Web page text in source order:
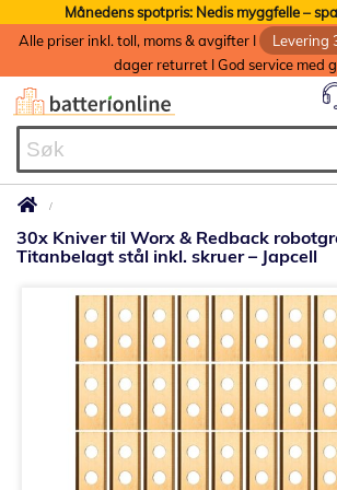
Månedens spotpris: Nedis myggfelle –
Alle priser inkl. toll, moms & avgifter I
Levering
dager returret I God service med
30x Kniver til Worx & Redback
Titanbelagt stål inkl. skruer – Japcell
bildegalleri